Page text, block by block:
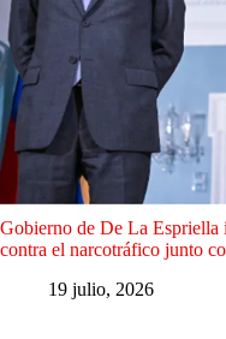
Gobierno de De La Espriella
contra el narcotráfico junto
19 julio, 2026